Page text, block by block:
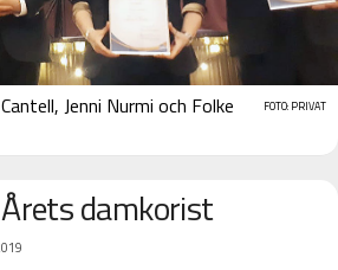
FOTO: PRIVAT
Jenni Nurmi och Folke
damkorist